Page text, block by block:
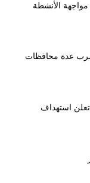
الأنشطة
عدة محافظات
استهداف